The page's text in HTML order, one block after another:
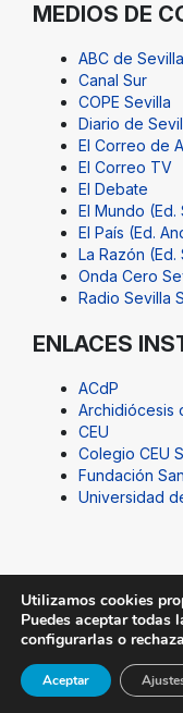
MEDIOS DE
ABC de Sevilla
Canal Sur
COPE Sevilla
Diario de
El Correo de
El Correo TV
El Debate
El Mundo (Ed.
El País (Ed.
La Razón (Ed.
Onda Cero
Radio Sevilla
ENLACES
ACdP
Archidiócesis
CEU
Colegio CEU
Fundación
Universidad
© Fundación
Utilizamos cookies
Puedes aceptar todas
configurarlas o
Aceptar